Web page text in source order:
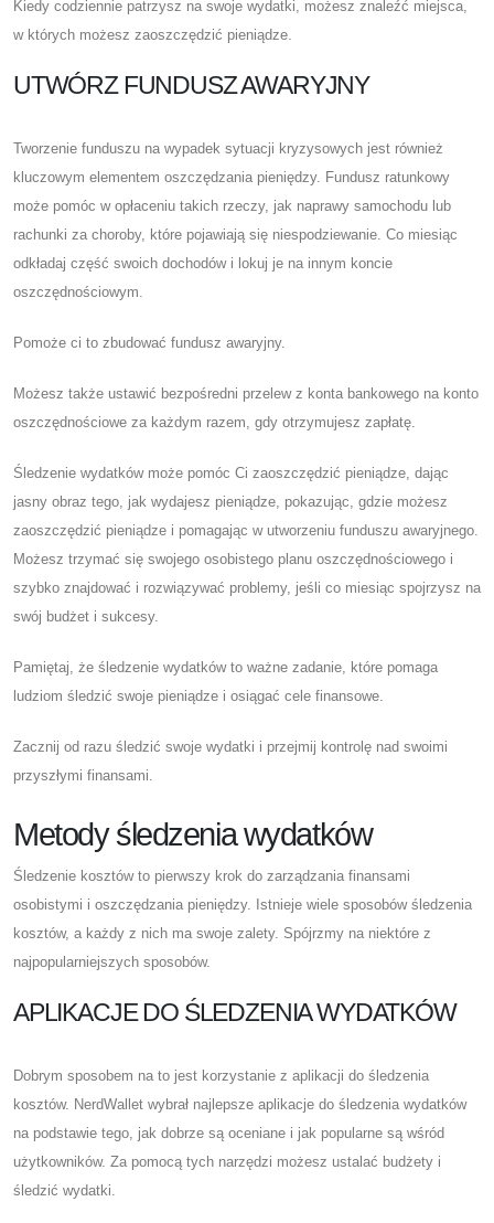
Kiedy codziennie patrzysz na swoje wydatki, możesz znaleźć miejsca,
w których możesz zaoszczędzić pieniądze.
UTWÓRZ FUNDUSZ AWARYJNY
Tworzenie funduszu na wypadek sytuacji kryzysowych jest również
kluczowym elementem oszczędzania pieniędzy. Fundusz ratunkowy
może pomóc w opłaceniu takich rzeczy, jak naprawy samochodu lub
rachunki za choroby, które pojawiają się niespodziewanie. Co miesiąc
odkładaj część swoich dochodów i lokuj je na innym koncie
oszczędnościowym.
Pomoże ci to zbudować fundusz awaryjny.
Możesz także ustawić bezpośredni przelew z konta bankowego na konto
oszczędnościowe za każdym razem, gdy otrzymujesz zapłatę.
Śledzenie wydatków może pomóc Ci zaoszczędzić pieniądze, dając
jasny obraz tego, jak wydajesz pieniądze, pokazując, gdzie możesz
zaoszczędzić pieniądze i pomagając w utworzeniu funduszu awaryjnego.
Możesz trzymać się swojego osobistego planu oszczędnościowego i
szybko znajdować i rozwiązywać problemy, jeśli co miesiąc spojrzysz na
swój budżet i sukcesy.
Pamiętaj, że śledzenie wydatków to ważne zadanie, które pomaga
ludziom śledzić swoje pieniądze i osiągać cele finansowe.
Zacznij od razu śledzić swoje wydatki i przejmij kontrolę nad swoimi
przyszłymi finansami.
Metody śledzenia wydatków
Śledzenie kosztów to pierwszy krok do zarządzania finansami
osobistymi i oszczędzania pieniędzy. Istnieje wiele sposobów śledzenia
kosztów, a każdy z nich ma swoje zalety. Spójrzmy na niektóre z
najpopularniejszych sposobów.
APLIKACJE DO ŚLEDZENIA WYDATKÓW
Dobrym sposobem na to jest korzystanie z aplikacji do śledzenia
kosztów. NerdWallet wybrał najlepsze aplikacje do śledzenia wydatków
na podstawie tego, jak dobrze są oceniane i jak popularne są wśród
użytkowników. Za pomocą tych narzędzi możesz ustalać budżety i
śledzić wydatki.